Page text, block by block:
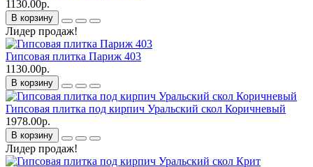
1130.00р.
В корзину
Лидер продаж!
Гипсовая плитка Париж 403
1130.00р.
В корзину
Гипсовая плитка под кирпич Уральский скол Коричневый
1978.00р.
В корзину
Лидер продаж!